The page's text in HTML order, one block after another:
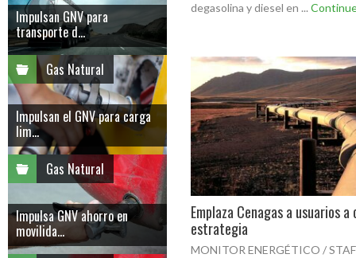
degasolina y diesel en ...
Emplaza Cenagas a usuarios
estrategia
MONITOR ENERGÉTICO /
Impulsan GNV para
transporte d...
Gas Natural
Impulsan el GNV para carga
lim...
Gas Natural
Impulsa GNV ahorro en
movilida...